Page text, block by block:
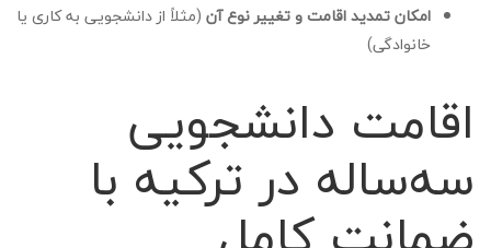
امکان تمدید اقامت و تغییر نوع آن (مثلاً از دانشجویی به کاری یا
خانوادگی)
اقامت دانشجویی
سه‌ساله در ترکیه با